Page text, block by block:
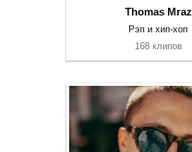
Thomas Mraz
Рэп и хип-хоп
168 клипов